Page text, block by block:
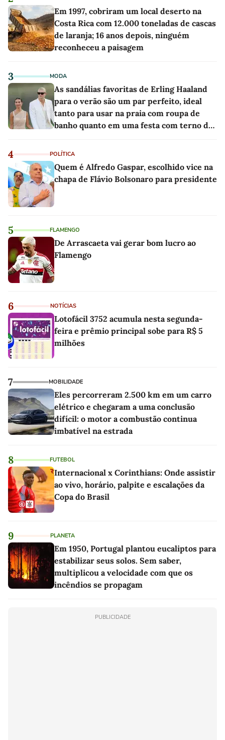
Em 1997, cobriram um local deserto na
Costa Rica com 12.000 toneladas de cascas
de laranja; 16 anos depois, ninguém
reconheceu a paisagem
3 MODA
As sandálias favoritas de Erling Haaland
para o verão são um par perfeito, ideal
tanto para usar na praia com roupa de
banho quanto em uma festa com terno de
4 POLÍTICA
Quem é Alfredo Gaspar, escolhido vice na
chapa de Flávio Bolsonaro para presidente
5 FLAMENGO
De Arrascaeta vai gerar bom lucro ao
Flamengo
6 NOTÍCIAS
Lotofácil 3752 acumula nesta segunda-
feira e prêmio principal sobe para R$ 5
milhões
7 MOBILIDADE
Eles percorreram 2.500 km em um carro
elétrico e chegaram a uma conclusão
difícil: o motor a combustão continua
imbatível na estrada
8 FUTEBOL
Internacional x Corinthians: Onde assistir
ao vivo, horário, palpite e escalações da
Copa do Brasil
9 PLANETA
Em 1950, Portugal plantou eucaliptos para
estabilizar seus solos. Sem saber,
multiplicou a velocidade com que os
incêndios se propagam
PUBLICIDADE